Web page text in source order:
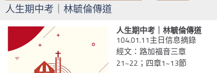
人生期中考｜林毓倫傳道
人生期中考｜林毓倫傳道
104.01.11主日信息摘錄
經文：路加福音三章
21~22；四章1~13節